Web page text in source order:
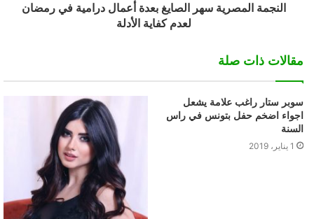
النجمة المصرية سهر الصايغ بعدة أعمال درامية في رمضان
لعدم كفاية الأدلة
مقالات ذات صلة
سوبر ستار راغب علامة يشعل
اجواء اضخم حفل بتونس في راس
السنة
1 يناير، 2019